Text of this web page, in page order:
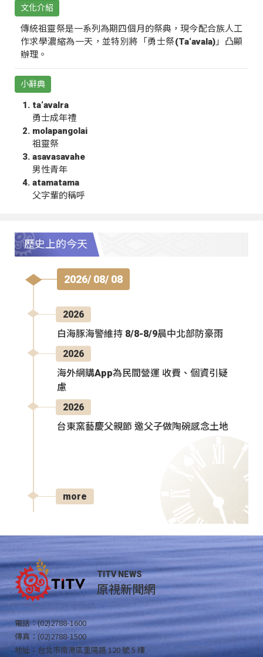
文化介紹
傳統祖靈祭是一系列為期四個月的祭典，現今配合族人工
作求學濃縮為一天，並特別將「勇士祭(Ta‘avala)」凸顯
辦理。
小辭典
ta‘avalra
勇士成年禮
molapangolai
祖靈祭
asavasavahe
男性青年
atamatama
父字輩的稱呼
歷史上的今天
2026/ 08/ 08
2026
白海豚海警維持 8/8-8/9晨中北部防豪雨
2026
海外網購App為民間營運 收費、個資引疑
慮
2026
台東窯藝慶父親節 邀父子做陶碗感念土地
more
TITV NEWS
原視新聞網
電話：(02)2788-1600
傳真：(02)2788-1500
地址：台北市南港區重陽路 120 號 5 樓